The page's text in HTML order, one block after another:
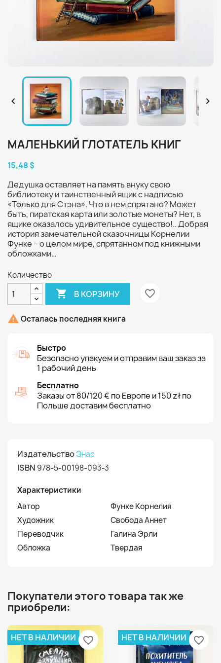
 
МАЛЕНЬКИЙ ГЛОТАТЕЛЬ КНИГ
15,48 $
Дедушка оставляет на память внуку свою
библиотеку и таинственный ящик с надписью
«Только для Стэна». Что в нем спрятано? Может
быть, пиратская карта или золотые монеты? Нет, в
ящике оказалось удивительное существо!.. Добрая
история замечательной сказочницы Корнелии
Функе – о целом мире, спрятанном под книжными
обложками…
Количество
 В КОРЗИНУ favorite_border
 Осталась последняя книга
Быстро
Безопасно упакуем и отправим ваш заказ за
1 рабочий день
Бесплатно
Заказы от 80/120 € по Европе и 150 zł по
Польше доставим бесплатно
ИздательствоЭнас
ISBN 978-5-00198-093-3
Характеристики
Автор
Функе Корнелия
Художник
Свобода Аннет
Переводчик
Галина Эрли
Обложка
Твердая
Покупатели этого товара так же
приобрели:
НЕТ В НАЛИЧИИ favorite_border НЕТ В НАЛИЧИИ favorite_border